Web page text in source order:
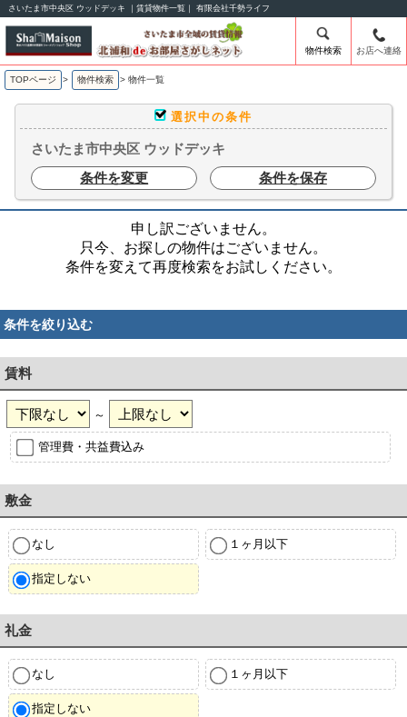
さいたま市中央区 ウッドデッキ ｜賃貸物件一覧｜ 有限会社千勢ライフ
物件検索 お店へ連絡
TOPページ > 物件検索 > 物件一覧
選択中の条件
さいたま市中央区 ウッドデッキ
条件を変更
条件を保存
申し訳ございません。
只今、お探しの物件はございません。
条件を変えて再度検索をお試しください。
条件を絞り込む
賃料
～
管理費・共益費込み
敷金
なし １ヶ月以下
指定しない
礼金
なし １ヶ月以下
指定しない